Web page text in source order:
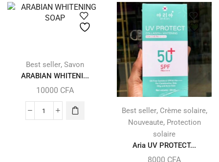
Best seller, Savon
ARABIAN WHITENI...
10000 CFA
Best seller, Crème solaire,
Nouveaute, Protection
solaire
Aria UV PROTECT...
8000 CFA